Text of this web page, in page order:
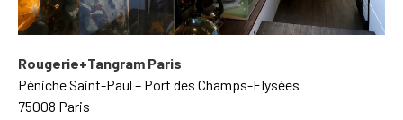
MER
Rougerie+Tangram Paris
Péniche Saint-Paul – Port des Champs-Elysées
75008 Paris